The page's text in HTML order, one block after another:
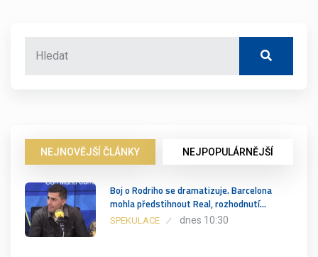
NEJNOVĚJŠÍ ČLÁNKY NEJPOPULÁRNĚJŠÍ
Boj o Rodriho se dramatizuje. Barcelona
mohla předstihnout Real, rozhodnutí…
SPEKULACE dnes 10:30